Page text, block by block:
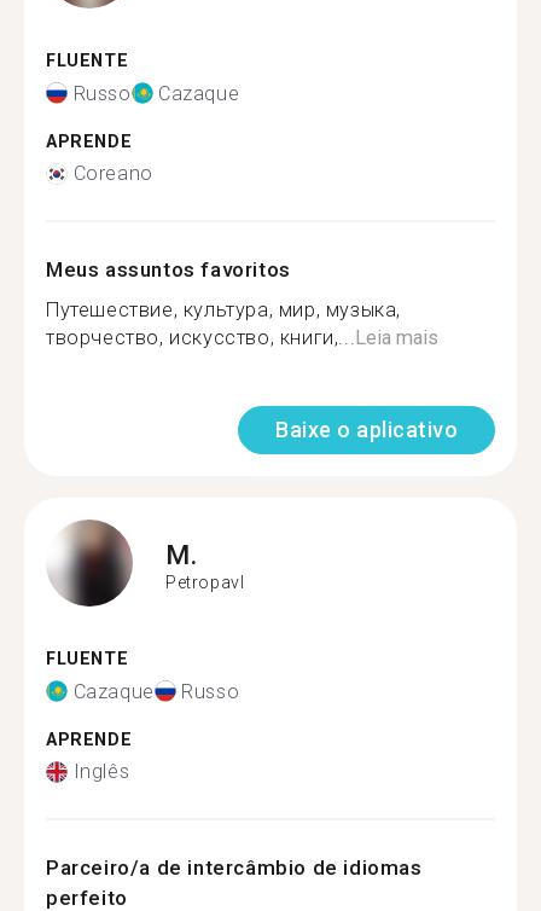
FLUENTE
Russo Cazaque
APRENDE
Coreano
Meus assuntos favoritos
Путешествие, культура, мир, музыка,
творчество, искусство, книги,...Leia mais
Baixe o aplicativo
M.
Petropavl
FLUENTE
Cazaque Russo
APRENDE
Inglês
Parceiro/a de intercâmbio de idiomas
perfeito